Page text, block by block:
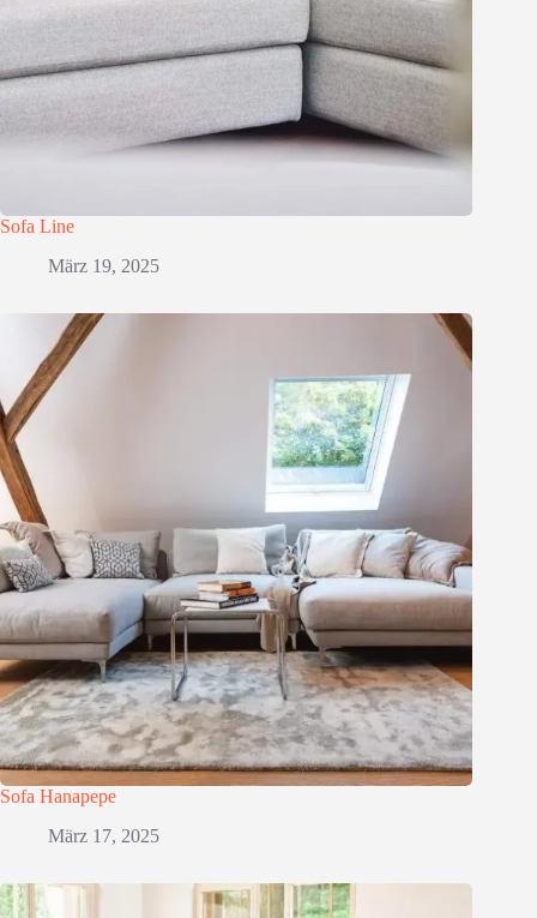
Sofa Line
März 19, 2025
Sofa Hanapepe
März 17, 2025